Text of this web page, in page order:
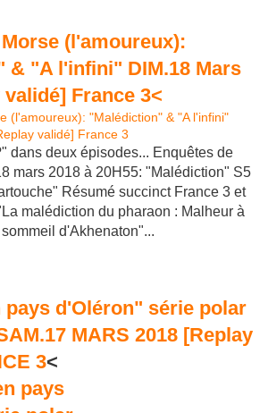
(l'amoureux):
& "A l'infini" DIM.18 Mars
France 3<
dans deux épisodes... Enquêtes de
mars 2018 à 20H55: "Malédiction" S5
Résumé succinct France 3 et
malédiction du pharaon : Malheur à
d'Akhenaton"...
pays d'Oléron" série polar
MARS 2018 [Replay
3<